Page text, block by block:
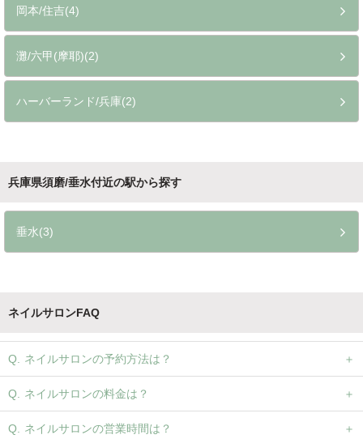
岡本/住吉(4)
灘/六甲(摩耶)(2)
ハーバーランド/兵庫(2)
兵庫県須磨/垂水付近の駅から探す
垂水(3)
ネイルサロンFAQ
ネイルサロンの予約方法は？
ネイルサロンの料金は？
ネイルサロンの営業時間は？